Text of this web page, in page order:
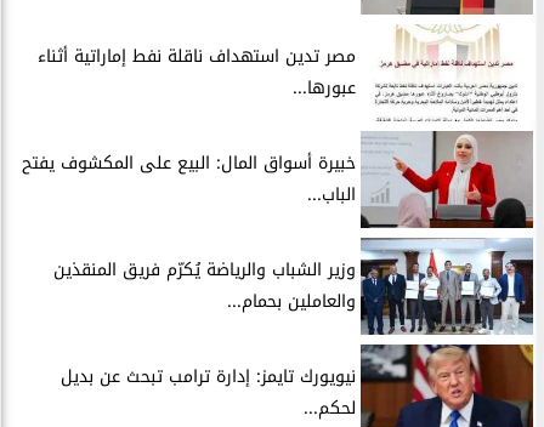
مصر تدين استهداف ناقلة نفط إماراتية أثناء
عبورها...
خبيرة أسواق المال: البيع على المكشوف يفتح
الباب...
وزير الشباب والرياضة يُكرّم فريق المنقذين
والعاملين بحمام...
نيويورك تايمز: إدارة ترامب تبحث عن بديل
لحكم...